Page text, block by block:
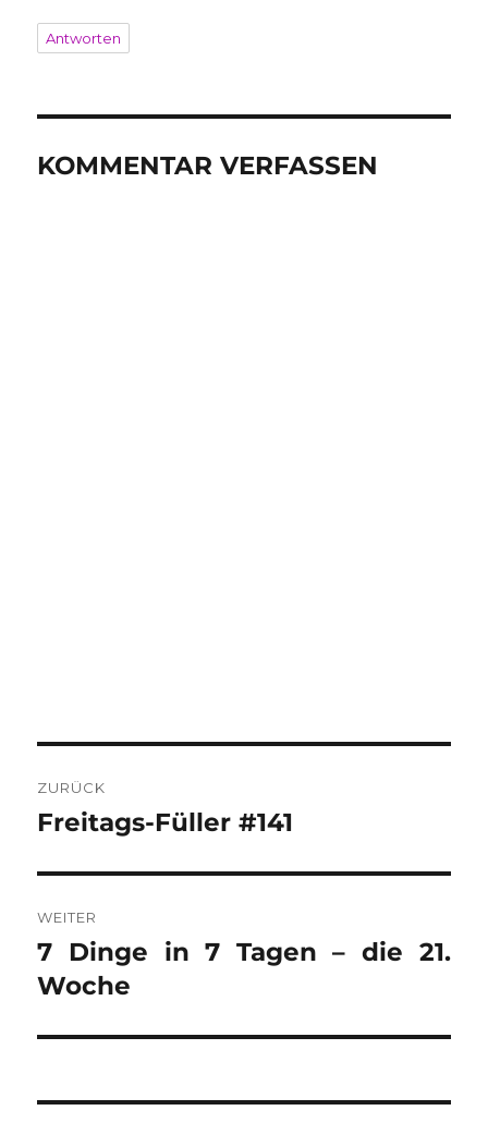
Antworten
KOMMENTAR VERFASSEN
ZURÜCK
Vorheriger
Freitags-Füller #141
WEITER
Nächster
Beitrag:
7 Dinge in 7 Tagen – die 21.
Woche